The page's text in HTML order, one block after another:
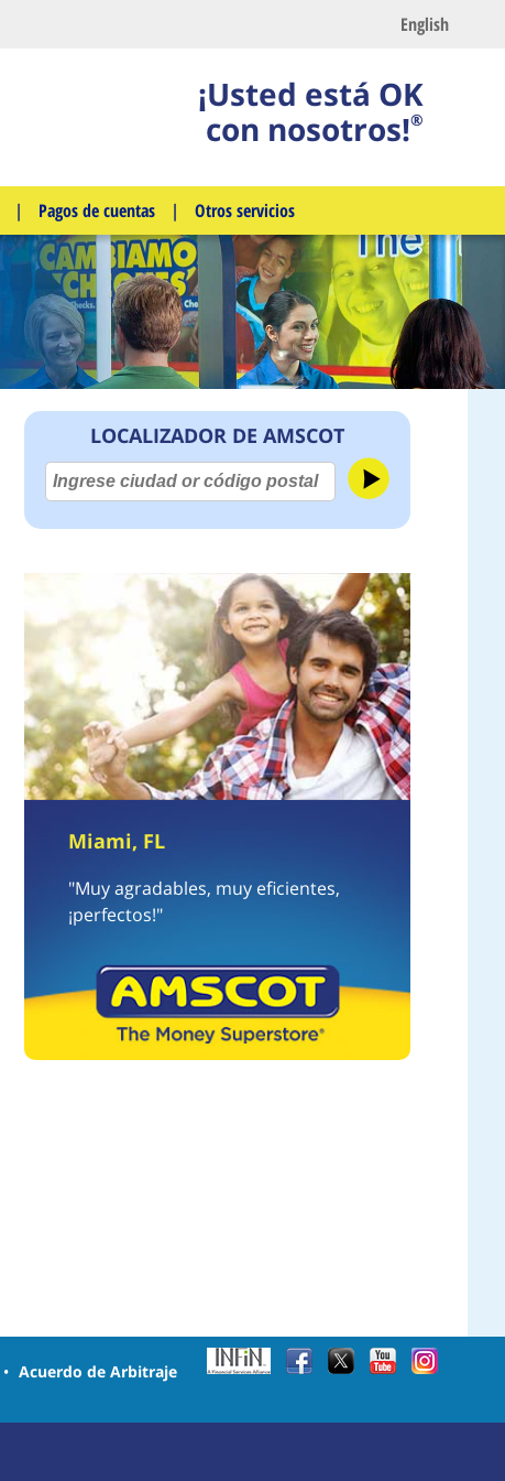
English
¡Usted está OK
con nosotros!®
| Pagos de cuentas | Otros servicios
LOCALIZADOR DE AMSCOT
Miami, FL
"Muy agradables, muy eficientes,
¡perfectos!"
• Acuerdo de Arbitraje